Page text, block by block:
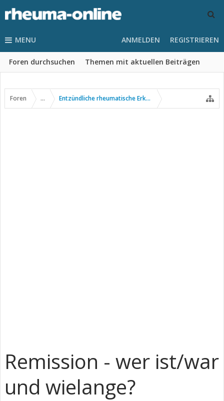
MENU
Foren durchsuchen Themen mit aktuellen Beiträgen
ANMELDEN REGISTRIEREN
Foren ... Entzündliche rheumatische Erkrankungen
Remission - wer ist/war
und wielange?